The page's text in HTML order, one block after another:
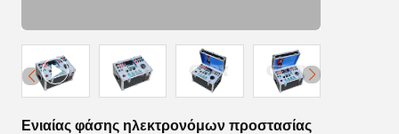
Ενιαίας φάσης ηλεκτρονόμων προστασίας